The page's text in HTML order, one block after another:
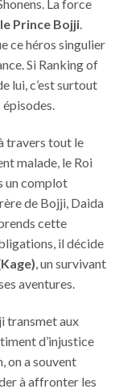
La force
le Prince Bojji.
ce héros singulier
Si Ranking of
lui, c’est surtout
travers tout le
malade, le Roi
un complot
de Bojji, Daida
cette
il décide
, un survivant
aventures.
transmet aux
d’injustice
on a souvent
à affronter les